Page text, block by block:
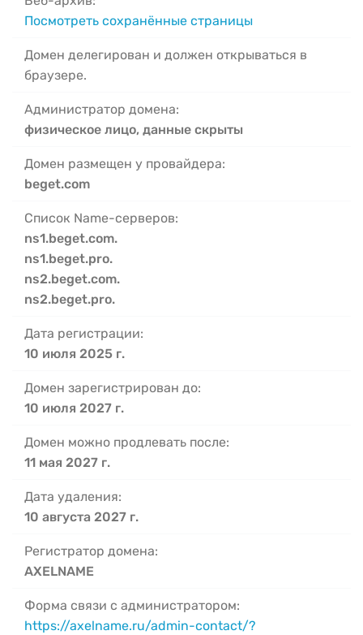
Посмотреть сохранённые страницы
Домен делегирован и должен открываться в
браузере.
Администратор домена:
физическое лицо, данные скрыты
Домен размещен у провайдера:
beget.com
Список Name-серверов:
ns1.beget.com.
ns1.beget.pro.
ns2.beget.com.
ns2.beget.pro.
Дата регистрации:
10 июля 2025 г.
Домен зарегистрирован до:
10 июля 2027 г.
Домен можно продлевать после:
11 мая 2027 г.
Дата удаления:
10 августа 2027 г.
Регистратор домена:
AXELNAME
Форма связи с администратором:
https://axelname.ru/admin-contact/?